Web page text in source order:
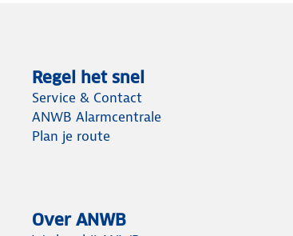
Regel het snel
Service & Contact
ANWB Alarmcentrale
Plan je route
Over ANWB